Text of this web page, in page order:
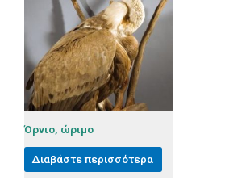
Όρνιο, ώριμο
Διαβάστε περισσότερα